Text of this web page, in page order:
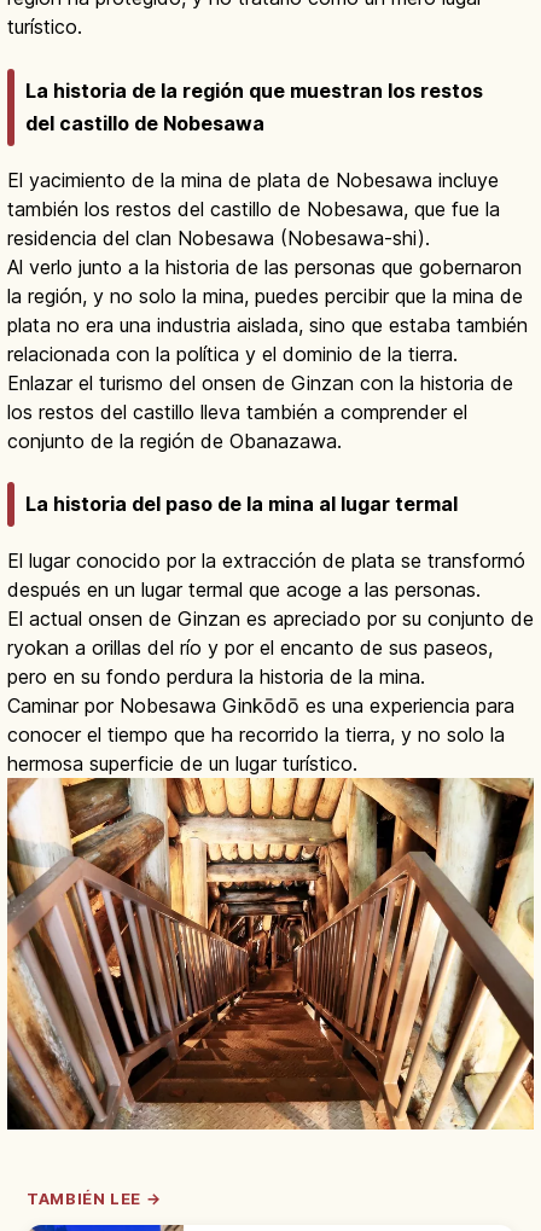
turístico.
La historia de la región que muestran los restos
del castillo de Nobesawa
El yacimiento de la mina de plata de Nobesawa incluye
también los restos del castillo de Nobesawa, que fue la
residencia del clan Nobesawa (Nobesawa-shi).
Al verlo junto a la historia de las personas que gobernaron
la región, y no solo la mina, puedes percibir que la mina de
plata no era una industria aislada, sino que estaba también
relacionada con la política y el dominio de la tierra.
Enlazar el turismo del onsen de Ginzan con la historia de
los restos del castillo lleva también a comprender el
conjunto de la región de Obanazawa.
La historia del paso de la mina al lugar termal
El lugar conocido por la extracción de plata se transformó
después en un lugar termal que acoge a las personas.
El actual onsen de Ginzan es apreciado por su conjunto de
ryokan a orillas del río y por el encanto de sus paseos,
pero en su fondo perdura la historia de la mina.
Caminar por Nobesawa Ginkōdō es una experiencia para
conocer el tiempo que ha recorrido la tierra, y no solo la
hermosa superficie de un lugar turístico.
TAMBIÉN LEE →